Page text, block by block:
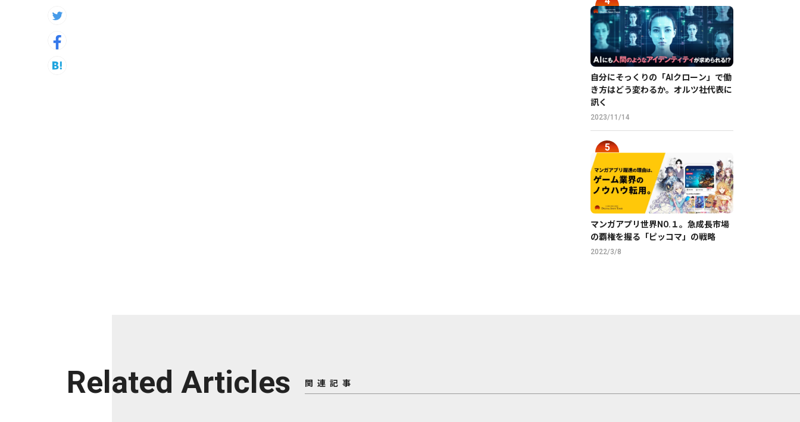
自分にそっくりの「AIクローン」で働
き方はどう変わるか。オルツ社代表に
訊く
2023/11/14
マンガアプリ世界NO.１。急成長市場
の覇権を握る「ピッコマ」の戦略
2022/3/8
Related Articles 関連記事